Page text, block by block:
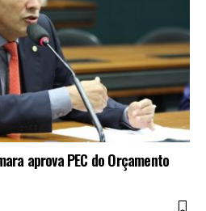
aprova PEC do Orçamento